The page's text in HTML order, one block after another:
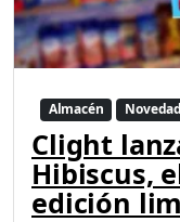
Almacén
Clight
Hibiscus,
edición